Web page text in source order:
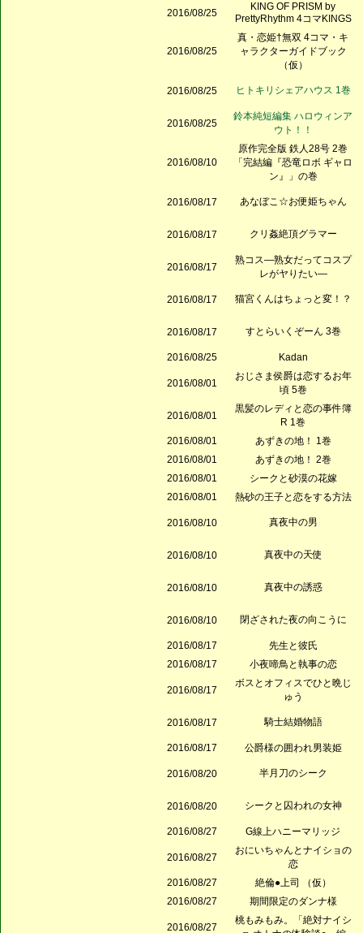
2016/08/25
KING OF PRISM by
PrettyRhythm 4コマKINGS
2016/08/25
真・恋姫†無双 4コマ・キ
ャラクターガイドブック
（仮）
2016/08/25 ヒトキリシェアハウス 1巻
2016/08/25
鈴本純短編集 ハロウィンア
ウト！！
2016/08/10
原作完全版 鉄人28号 2巻
「完結編『恐竜ロボ ギャロ
ン』」の巻
2016/08/17 あなぼこ☆お便姫ちゃん
2016/08/17 クリ姦絶頂グラマー
2016/08/17
熟コス―熟女だってコスプ
レがヤりたい―
2016/08/17 猫宮くんはちょっと変！？
2016/08/17 すとらいくぞーん 3巻
2016/08/25 Kadan
2016/08/01
おじさま侯爵は恋するお年
頃 5巻
2016/08/01
黒髪のレディと恋の事件簿
R 1巻
2016/08/01
あずきの地！ 1巻
2016/08/01
あずきの地！ 2巻
2016/08/01
シークと砂漠の花嫁
2016/08/01
熱砂の王子と恋をする方法
2016/08/10 真夜中の男
2016/08/10 真夜中の天使
2016/08/10 真夜中の誘惑
2016/08/10 閉ざされた夜の向こうに
2016/08/17
先生と彼氏
2016/08/17
小夜啼鳥と執事の恋
2016/08/17
ボスとオフィスでひと晩じ
ゅう
2016/08/17 騎士結婚物語
2016/08/17 公爵様の囲われ男装姫
2016/08/20 半月刀のシーク
2016/08/20 シークと囚われの女神
2016/08/27 G線上ハニーマリッジ
2016/08/27
おにいちゃんとナイショの
恋
2016/08/27
絶倫●上司 （仮）
2016/08/27
期間限定のダンナ様
2016/08/27
桃もみもみ。「絶対ナイシ